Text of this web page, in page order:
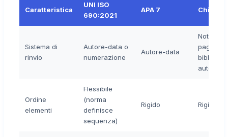
Caratteristica
UNI ISO
690:2021
APA 7 Chicago
Sistema di
rinvio
Autore-data o
numerazione
Autore-data
Note a
pagina +
autore-
Ordine
elementi
Flessibile
(norma
definisce
sequenza)
Rigido Rigido